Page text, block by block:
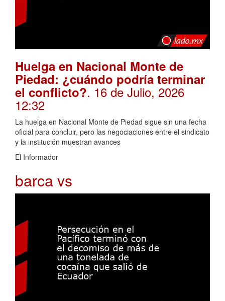
Huelga en Nacional Monte de
Piedad: ¿cuándo podría terminar
el conflicto?. 16 de Julio, 2026
12:32
La huelga en Nacional Monte de Piedad sigue sin una fecha
oficial para concluir, pero las negociaciones entre el sindicato
y la institución muestran avances
El Informador
barca vs